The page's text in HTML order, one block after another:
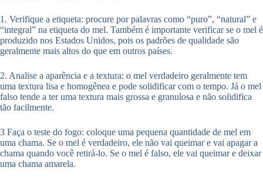
1. Verifique a etiqueta: procure por palavras como “puro”, “natural” e
“integral” na etiqueta do mel. Também é importante verificar se o mel é
produzido nos Estados Unidos, pois os padrões de qualidade são
geralmente mais altos do que em outros países.
2. Analise a aparência e a textura: o mel verdadeiro geralmente tem
uma textura lisa e homogênea e pode solidificar com o tempo. Já o mel
falso tende a ter uma textura mais grossa e granulosa e não solidifica
tão facilmente.
3 Faça o teste do fogo: coloque uma pequena quantidade de mel em
uma chama. Se o mel é verdadeiro, ele não vai queimar e vai apagar a
chama quando você retirá-lo. Se o mel é falso, ele vai queimar e deixar
uma chama amarela.